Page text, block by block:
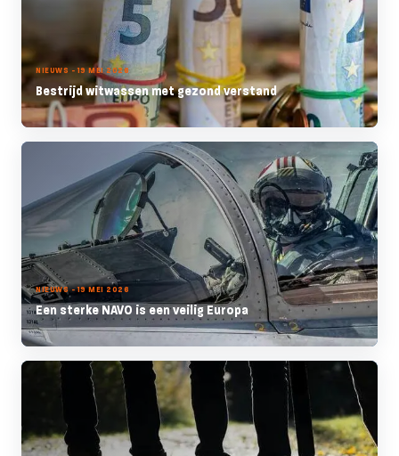
NIEUWS - 19 MEI 2026
Bestrijd witwassen met gezond verstand
NIEUWS - 19 MEI 2026
Een sterke NAVO is een veilig Europa